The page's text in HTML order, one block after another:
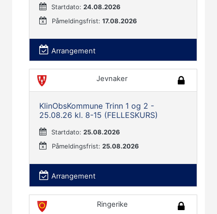
Startdato:24.08.2026
Påmeldingsfrist:17.08.2026
Arrangement
Jevnaker
KlinObsKommune Trinn 1 og 2 -
25.08.26 kl. 8-15 (FELLESKURS)
Startdato:25.08.2026
Påmeldingsfrist:25.08.2026
Arrangement
Ringerike